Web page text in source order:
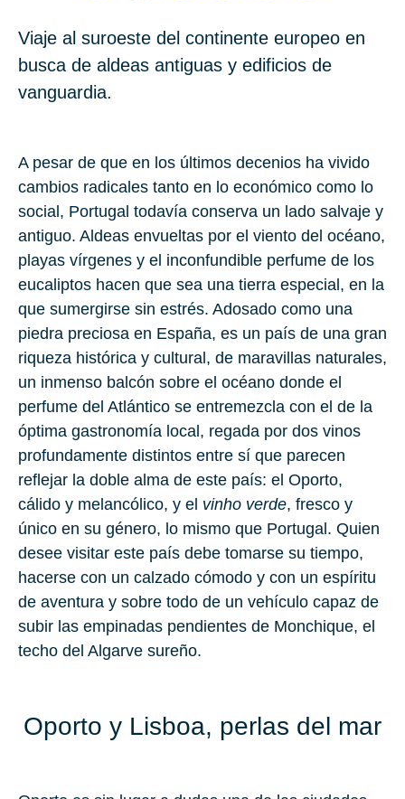
Viaje al suroeste del continente europeo en
busca de aldeas antiguas y edificios de
vanguardia.
A pesar de que en los últimos decenios ha vivido
cambios radicales tanto en lo económico como lo
social, Portugal todavía conserva un lado salvaje y
antiguo. Aldeas envueltas por el viento del océano,
playas vírgenes y el inconfundible perfume de los
eucaliptos hacen que sea una tierra especial, en la
que sumergirse sin estrés. Adosado como una
piedra preciosa en España, es un país de una gran
riqueza histórica y cultural, de maravillas naturales,
un inmenso balcón sobre el océano donde el
perfume del Atlántico se entremezcla con el de la
óptima gastronomía local, regada por dos vinos
profundamente distintos entre sí que parecen
reflejar la doble alma de este país: el Oporto,
cálido y melancólico, y el vinho verde, fresco y
único en su género, lo mismo que Portugal. Quien
desee visitar este país debe tomarse su tiempo,
hacerse con un calzado cómodo y con un espíritu
de aventura y sobre todo de un vehículo capaz de
subir las empinadas pendientes de Monchique, el
techo del Algarve sureño.
Oporto y Lisboa, perlas del mar